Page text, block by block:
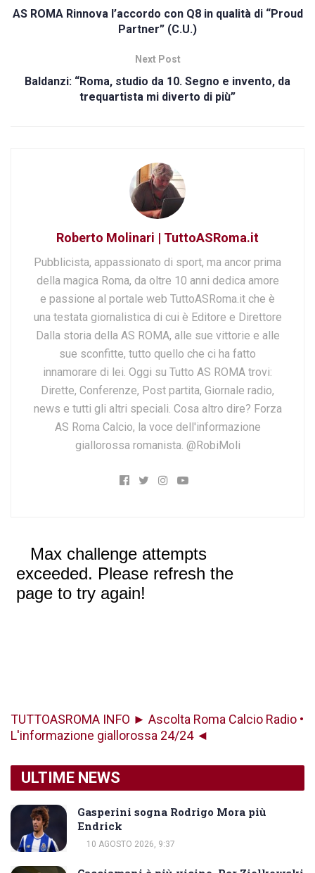
AS ROMA Rinnova l’accordo con Q8 in qualità di “Proud
Partner” (C.U.)
Next Post
Baldanzi: “Roma, studio da 10. Segno e invento, da
trequartista mi diverto di più”
Roberto Molinari | TuttoASRoma.it
Pubblicista, appassionato di sport, ma ancor prima
della magica Roma, da oltre 10 anni dedica amore
e passione al portale web TuttoASRoma.it che è
una testata giornalistica di cui è Editore e Direttore
Dalla storia della AS ROMA, alle sue vittorie e alle
sue sconfitte, tutto quello che ci ha fatto
innamorare di lei. Oggi su Tutto AS ROMA trovi:
Dirette, Conferenze, Post partita, Giornale radio,
news e tutti gli altri speciali. Cosa altro dire? Forza
AS Roma Calcio, la voce dell'informazione
giallorossa romanista. @RobiMoli
TUTTOASROMA INFO ► Ascolta Roma Calcio Radio •
L'informazione giallorossa 24/24 ◄
ULTIME NEWS
Gasperini sogna Rodrigo Mora più
Endrick
10 AGOSTO 2026, 9:37